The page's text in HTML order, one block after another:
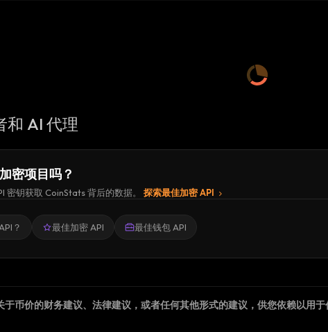
和 AI 代理
密项目吗？
密钥获取 CoinStats 背后的数据。 探索最佳加密 API
？ 最佳加密 API 最佳钱包 API
币价的财务建议、法律建议，或者任何其他形式的建议，供您依赖以用